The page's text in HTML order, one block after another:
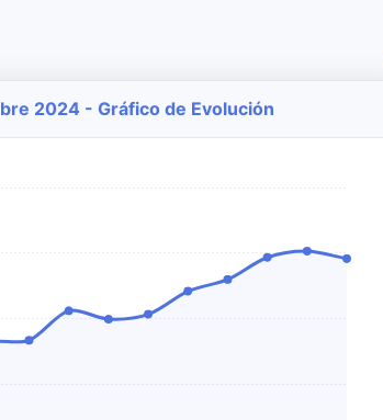
2024 - Gráfico de Evolución